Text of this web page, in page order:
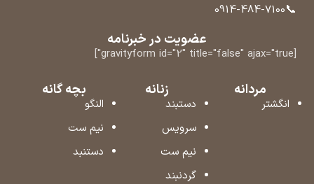
📞
0914-484-7100
عضویت در خبرنامه
[gravityform id="2" title="false" ajax="true"]
مردانه
انگشتر
زنانه
دستبند
سرویس
نیم ست
گردنبند
بچه گانه
النگو
نیم ست
دستنبد